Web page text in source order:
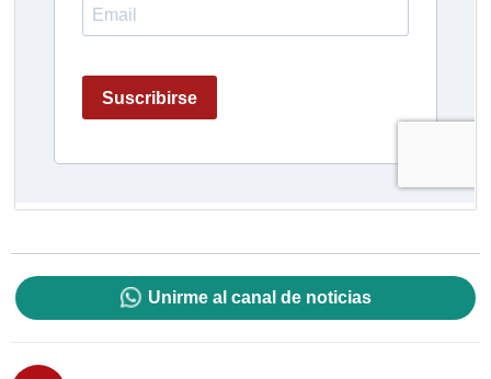
Unirme al canal de noticias